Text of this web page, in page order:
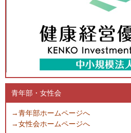
青年部・女性会
→青年部ホームページへ
→女性会ホームページへ